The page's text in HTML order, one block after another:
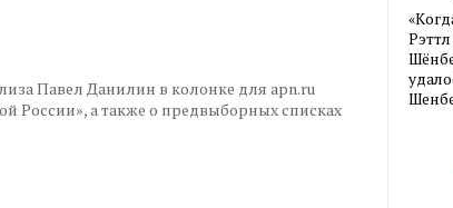
Павел Данилин в колонке для apn.ru
России», а также о предвыборных списках